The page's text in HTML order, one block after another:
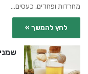
מחרדות ופחדים, כעסים…
לחץ להמשך »